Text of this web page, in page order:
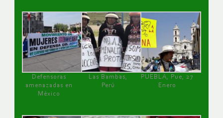
Defensoras
amenazadas en
México
Las Bambas,
Perú
PUEBLA, Pue, 27
Enero